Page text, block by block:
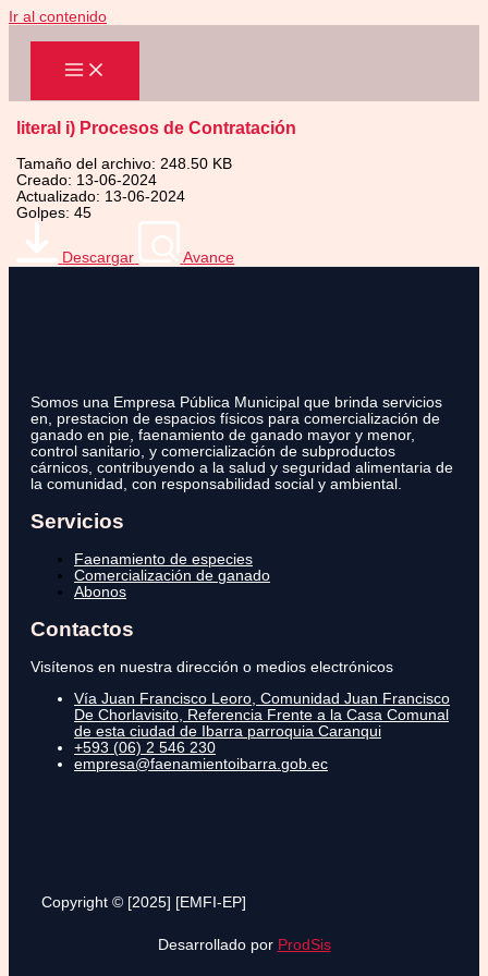
Ir al contenido
literal i) Procesos de Contratación
Tamaño del archivo: 248.50 KB
Creado: 13-06-2024
Actualizado: 13-06-2024
Golpes: 45
Descargar Avance
Somos una Empresa Pública Municipal que brinda servicios
en, prestacion de espacios físicos para comercialización de
ganado en pie, faenamiento de ganado mayor y menor,
control sanitario, y comercialización de subproductos
cárnicos, contribuyendo a la salud y seguridad alimentaria de
la comunidad, con responsabilidad social y ambiental.
Servicios
Faenamiento de especies
Comercialización de ganado
Abonos
Contactos
Visítenos en nuestra dirección o medios electrónicos
Vía Juan Francisco Leoro, Comunidad Juan Francisco
De Chorlavisito, Referencia Frente a la Casa Comunal
de esta ciudad de Ibarra parroquia Caranqui
+593 (06) 2 546 230
empresa@faenamientoibarra.gob.ec
Copyright © [2025] [EMFI-EP]
Desarrollado por ProdSis